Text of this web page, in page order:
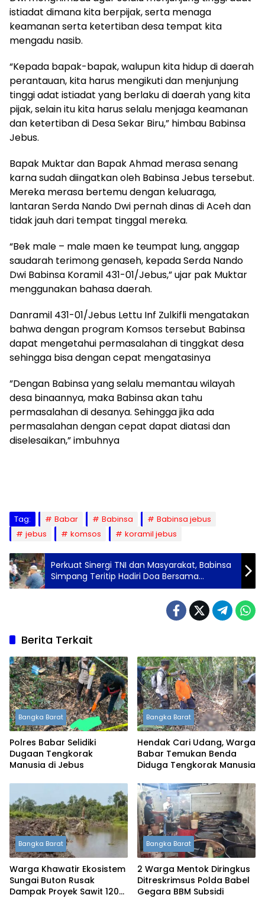
istiadat dimana kita berpijak, serta menaga
keamanan serta ketertiban desa tempat kita
mengadu nasib.
“Kepada bapak-bapak, walupun kita hidup di daerah
perantauan, kita harus mengikuti dan menjunjung
tinggi adat istiadat yang berlaku di daerah yang kita
pijak, selain itu kita harus selalu menjaga keamanan
dan ketertiban di Desa Sekar Biru,” himbau Babinsa
Jebus.
Bapak Muktar dan Bapak Ahmad merasa senang
karna sudah diingatkan oleh Babinsa Jebus tersebut.
Mereka merasa bertemu dengan keluaraga,
lantaran Serda Nando Dwi pernah dinas di Aceh dan
tidak jauh dari tempat tinggal mereka.
“Bek male – male maen ke teumpat lung, anggap
saudarah terimong genaseh, kepada Serda Nando
Dwi Babinsa Koramil 431-01/Jebus,” ujar pak Muktar
menggunakan bahasa daerah.
Danramil 431-01/Jebus Lettu Inf Zulkifli mengatakan
bahwa dengan program Komsos tersebut Babinsa
dapat mengetahui permasalahan di tinggkat desa
sehingga bisa dengan cepat mengatasinya
”Dengan Babinsa yang selalu memantau wilayah
desa binaannya, maka Babinsa akan tahu
permasalahan di desanya. Sehingga jika ada
permasalahan dengan cepat dapat diatasi dan
diselesaikan,” imbuhnya
Tag: Babar Babinsa
Babinsa jebus
jebus
komsos koramil jebus
Perkuat Sinergi TNI dan Masyarakat, Babinsa
Simpang Teritip Hadiri Doa Bersama
Dikediaman Warga Simpang Tiga
Berita Terkait
Bangka Barat
Polres Babar Selidiki
Dugaan Tengkorak
Manusia di Jebus
Bangka Barat
Hendak Cari Udang, Warga
Babar Temukan Benda
Diduga Tengkorak Manusia
Bangka Barat
Warga Khawatir Ekosistem
Sungai Buton Rusak
Dampak Proyek Sawit 120
Bangka Barat
2 Warga Mentok Diringkus
Ditreskrimsus Polda Babel
Gegara BBM Subsidi